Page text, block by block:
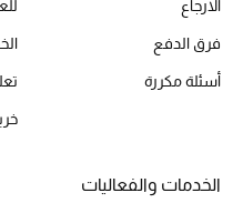
جميع مستحضرات الجمال
الارجاع
فرق الدفع
أسئلة مكررة
الخدمات والفعاليات